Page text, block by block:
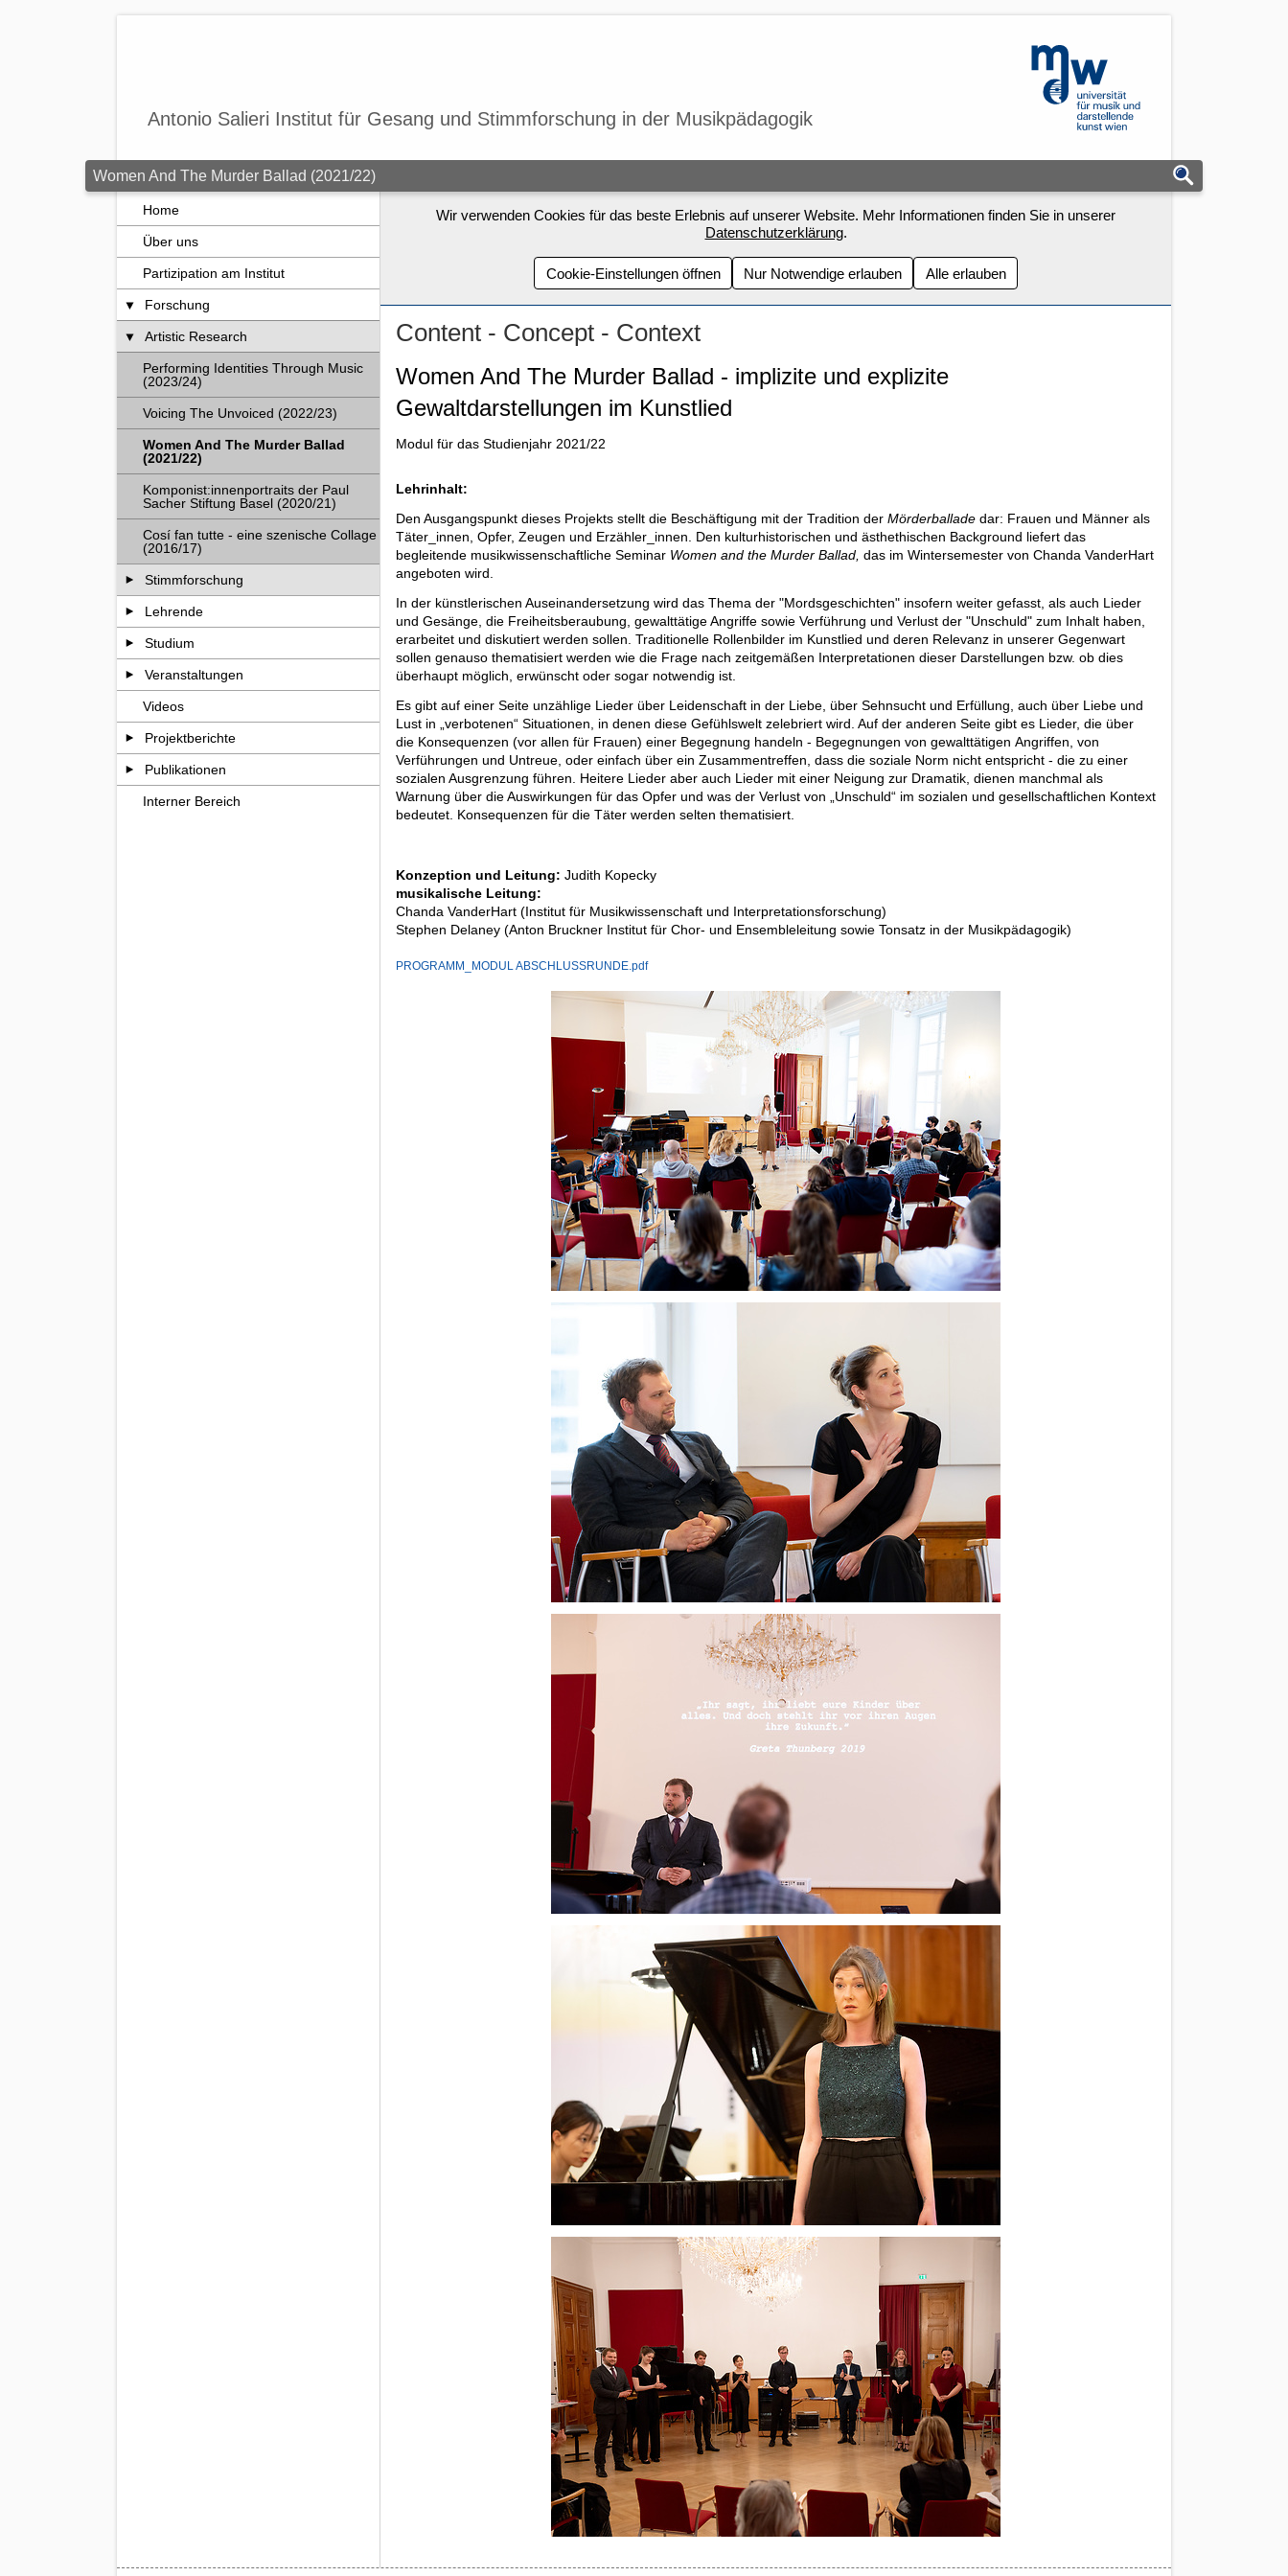
Antonio Salieri Institut für Gesang und Stimmforschung in der Musikpädagogik
mdw - Homepage
Women And The Murder Ballad (2021/22)
Home
Über uns
Partizipation am Institut
Forschung
Artistic Research
Performing Identities Through Music
(2023/24)
Voicing The Unvoiced (2022/23)
Women And The Murder Ballad
(2021/22)
Komponist:innenportraits der Paul
Sacher Stiftung Basel (2020/21)
Cosí fan tutte - eine szenische Collage
(2016/17)
Stimmforschung
Lehrende
Studium
Veranstaltungen
Videos
Projektberichte
Publikationen
Interner Bereich
Wir verwenden Cookies für das beste Erlebnis auf unserer Website. Mehr Informationen finden Sie in unserer
Datenschutzerklärung.
Cookie-Einstellungen öffnen Nur Notwendige erlauben Alle erlauben
Content - Concept - Context
Women And The Murder Ballad - implizite und explizite
Gewaltdarstellungen im Kunstlied
Modul für das Studienjahr 2021/22
Lehrinhalt:
Den Ausgangspunkt dieses Projekts stellt die Beschäftigung mit der Tradition der Mörderballade dar: Frauen und Männer als
Täter_innen, Opfer, Zeugen und Erzähler_innen. Den kulturhistorischen und ästhethischen Background liefert das
begleitende musikwissenschaftliche Seminar Women and the Murder Ballad, das im Wintersemester von Chanda VanderHart
angeboten wird.
In der künstlerischen Auseinandersetzung wird das Thema der "Mordsgeschichten" insofern weiter gefasst, als auch Lieder
und Gesänge, die Freiheitsberaubung, gewalttätige Angriffe sowie Verführung und Verlust der "Unschuld" zum Inhalt haben,
erarbeitet und diskutiert werden sollen. Traditionelle Rollenbilder im Kunstlied und deren Relevanz in unserer Gegenwart
sollen genauso thematisiert werden wie die Frage nach zeitgemäßen Interpretationen dieser Darstellungen bzw. ob dies
überhaupt möglich, erwünscht oder sogar notwendig ist.
Es gibt auf einer Seite unzählige Lieder über Leidenschaft in der Liebe, über Sehnsucht und Erfüllung, auch über Liebe und
Lust in „verbotenen“ Situationen, in denen diese Gefühlswelt zelebriert wird. Auf der anderen Seite gibt es Lieder, die über
die Konsequenzen (vor allen für Frauen) einer Begegnung handeln - Begegnungen von gewalttätigen Angriffen, von
Verführungen und Untreue, oder einfach über ein Zusammentreffen, dass die soziale Norm nicht entspricht - die zu einer
sozialen Ausgrenzung führen. Heitere Lieder aber auch Lieder mit einer Neigung zur Dramatik, dienen manchmal als
Warnung über die Auswirkungen für das Opfer und was der Verlust von „Unschuld“ im sozialen und gesellschaftlichen Kontext
bedeutet. Konsequenzen für die Täter werden selten thematisiert.
Konzeption und Leitung: Judith Kopecky
musikalische Leitung:
Chanda VanderHart (Institut für Musikwissenschaft und Interpretationsforschung)
Stephen Delaney (Anton Bruckner Institut für Chor- und Ensembleleitung sowie Tonsatz in der Musikpädagogik)
PROGRAMM_MODUL ABSCHLUSSRUNDE.pdf